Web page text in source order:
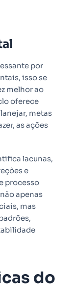
por
isso se
melhor ao
oferece
metas
as ações
lacunas,
e
processo
apenas
mas
do